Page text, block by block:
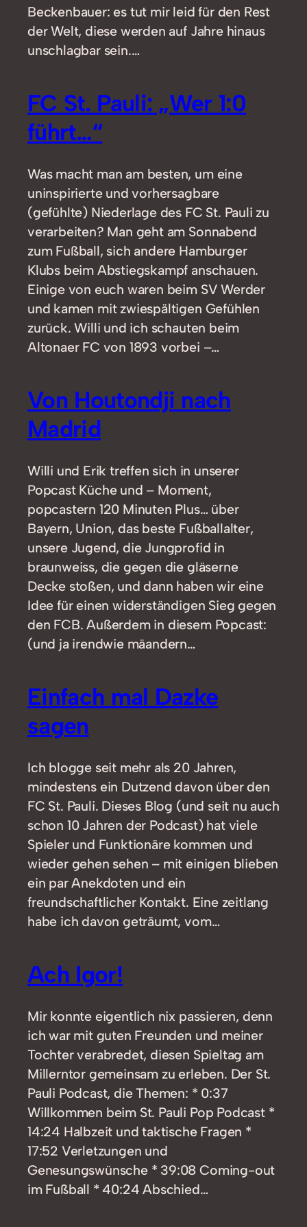
Beckenbauer: es tut mir leid für den Rest
der Welt, diese werden auf Jahre hinaus
unschlagbar sein.…
FC St. Pauli: „Wer 1:0
führt…“
Was macht man am besten, um eine
uninspirierte und vorhersagbare
(gefühlte) Niederlage des FC St. Pauli zu
verarbeiten? Man geht am Sonnabend
zum Fußball, sich andere Hamburger
Klubs beim Abstiegskampf anschauen.
Einige von euch waren beim SV Werder
und kamen mit zwiespältigen Gefühlen
zurück. Willi und ich schauten beim
Altonaer FC von 1893 vorbei –…
Von Houtondji nach
Madrid
Willi und Erik treffen sich in unserer
Popcast Küche und – Moment,
popcastern 120 Minuten Plus… über
Bayern, Union, das beste Fußballalter,
unsere Jugend, die Jungprofid in
braunweiss, die gegen die gläserne
Decke stoßen, und dann haben wir eine
Idee für einen widerständigen Sieg gegen
den FCB. Außerdem in diesem Popcast:
(und ja irendwie mäandern…
Einfach mal Dazke
sagen
Ich blogge seit mehr als 20 Jahren,
mindestens ein Dutzend davon über den
FC St. Pauli. Dieses Blog (und seit nu auch
schon 10 Jahren der Podcast) hat viele
Spieler und Funktionäre kommen und
wieder gehen sehen – mit einigen blieben
ein par Anekdoten und ein
freundschaftlicher Kontakt. Eine zeitlang
habe ich davon geträumt, vom…
Ach Igor!
Mir konnte eigentlich nix passieren, denn
ich war mit guten Freunden und meiner
Tochter verabredet, diesen Spieltag am
Millerntor gemeinsam zu erleben. Der St.
Pauli Podcast, die Themen: * 0:37
Willkommen beim St. Pauli Pop Podcast *
14:24 Halbzeit und taktische Fragen *
17:52 Verletzungen und
Genesungswünsche * 39:08 Coming-out
im Fußball * 40:24 Abschied…